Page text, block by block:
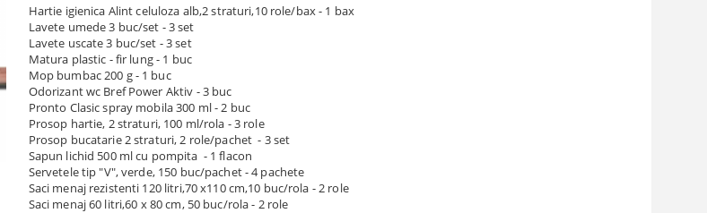
Hartie igienica Alint celuloza alb,2 straturi,10 role/bax - 1 bax
Lavete umede 3 buc/set - 3 set
Lavete uscate 3 buc/set - 3 set
Matura plastic - fir lung - 1 buc
Mop bumbac 200 g - 1 buc
Odorizant wc Bref Power Aktiv - 3 buc
Pronto Clasic spray mobila 300 ml - 2 buc
Prosop hartie, 2 straturi, 100 ml/rola - 3 role
Prosop bucatarie 2 straturi, 2 role/pachet - 3 set
Sapun lichid 500 ml cu pompita - 1 flacon
Servetele tip "V", verde, 150 buc/pachet - 4 pachete
Saci menaj rezistenti 120 litri,70 x110 cm,10 buc/rola - 2 role
Saci menaj 60 litri,60 x 80 cm, 50 buc/rola - 2 role